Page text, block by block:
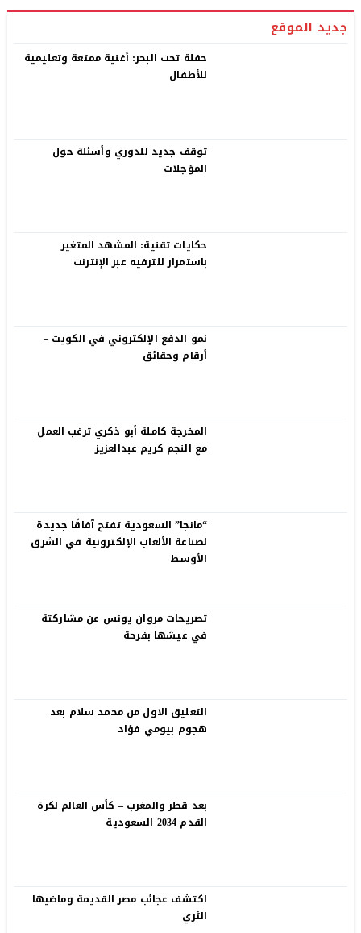
جديد الموقع
حفلة تحت البحر: أغنية ممتعة وتعليمية
للأطفال
توقف جديد للدوري وأسئلة حول
المؤجلات
حكايات تقنية: المشهد المتغير
باستمرار للترفيه عبر الإنترنت
نمو الدفع الإلكتروني في الكويت –
أرقام وحقائق
المخرجة كاملة أبو ذكري ترغب العمل
مع النجم كريم عبدالعزيز
“مانجا” السعودية تفتح آفاقًا جديدة
لصناعة الألعاب الإلكترونية في الشرق
الأوسط
تصريحات مروان يونس عن مشاركتة
في عيشها بفرحة
التعليق الاول من محمد سلام بعد
هجوم بيومي فؤاد
بعد قطر والمغرب – كأس العالم لكرة
القدم 2034 السعودية
اكتشف عجائب مصر القديمة وماضيها
الثري